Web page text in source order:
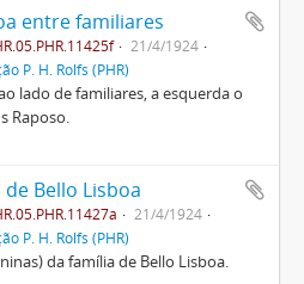
entre familiares
21/4/1924
P. H. Rolfs (PHR)
lado de familiares, a esquerda o
Raposo.
Bello Lisboa
21/4/1924
P. H. Rolfs (PHR)
da família de Bello Lisboa.